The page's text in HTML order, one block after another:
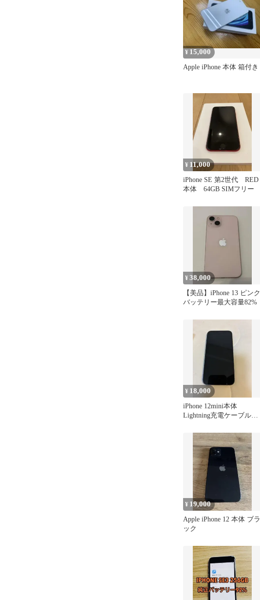
¥ 15,000
Apple iPhone 本体 箱付き
¥ 11,000
iPhone SE 第2世代 RED
本体 64GB SIMフリー
¥38,000
【美品】iPhone 13 ピンク
バッテリー最大容量82%
¥ 18,000
iPhone 12mini本体
Lightning充電ケーブル付
¥ 19,000
Apple iPhone 12 本体 ブラ
ック